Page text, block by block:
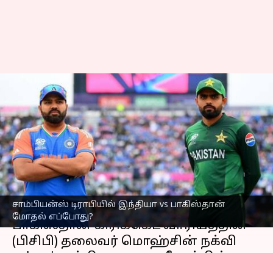
சாம்பியன்ஸ் டிராபியில் இந்தியா vs பாகிஸ்தான்
மோதல் எப்போது?
சாம்பியன்ஸ் டிராபியில்
இந்தியா vs பாகிஸ்தான்
மோதல் எப்போது?
வெளியானது அப்டேட்
எழுதியவர் Sekar Chinnappan Dec 23, 2024 02:05 pm
செய்தி முன்னோட்டம்
பாகிஸ்தான் கிரிக்கெட் வாரியத்தின்
(பிசிபி) தலைவர் மொஹ்சின் நக்வி